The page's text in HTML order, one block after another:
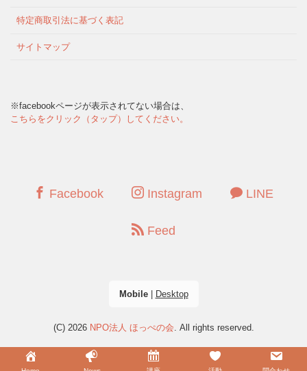
特定商取引法に基づく表記
サイトマップ
※facebookページが表示されてない場合は、
こちらをクリック（タップ）してください。
Facebook Instagram LINE
Feed
Mobile| Desktop
(C) 2026 NPO法人 ほっぺの会 . All rights reserved.